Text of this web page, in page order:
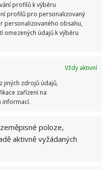
profilů k výběru
profilů pro personalizovaný
personalizovaného obsahu,
omezených údajů k výběru
Vždy aktivní
jiných zdrojů údajů,
zařízení na
informací.
poloze,
aktivně vyžádaných
pro začátečníky, které jsou
v domácnosti: Tři
promění váš úklid